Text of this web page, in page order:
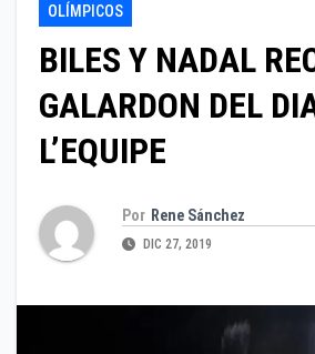
OLÍMPICOS
BILES Y NADAL
GALARDON DEL
L’EQUIPE
Por Rene Sánchez
DIC 27, 2019